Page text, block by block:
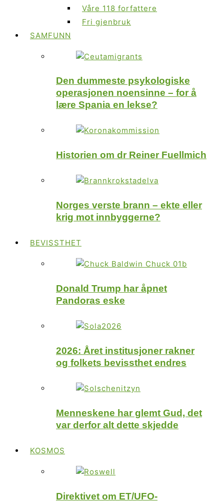
Våre 118 forfattere
Fri gjenbruk
SAMFUNN
Den dummeste psykologiske
operasjonen noensinne – for å
lære Spania en lekse?
Historien om dr Reiner Fuellmich
Norges verste brann – ekte eller
krig mot innbyggerne?
BEVISSTHET
Donald Trump har åpnet
Pandoras eske
2026: Året institusjoner rakner
og folkets bevissthet endres
Menneskene har glemt Gud, det
var derfor alt dette skjedde
KOSMOS
Direktivet om ET/UFO-